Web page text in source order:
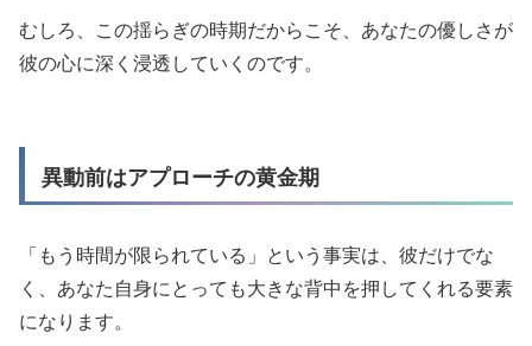
むしろ、この揺らぎの時期だからこそ、あなたの優しさが
彼の心に深く浸透していくのです。
異動前はアプローチの黄金期
「もう時間が限られている」という事実は、彼だけでな
く、あなた自身にとっても大きな背中を押してくれる要素
になります。